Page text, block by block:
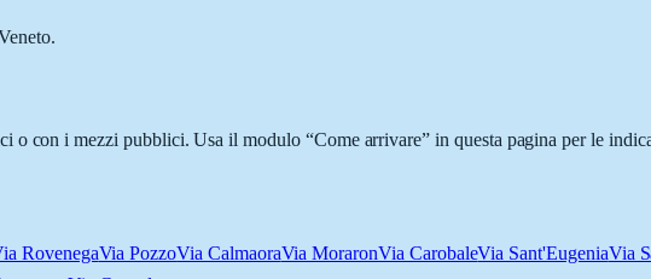
o con i mezzi pubblici. Usa il modulo “Come arrivare” in questa pagina per le
RovenegaVia PozzoVia CalmaoraVia MoraronVia CarobaleVia Sant'EugeniaVia